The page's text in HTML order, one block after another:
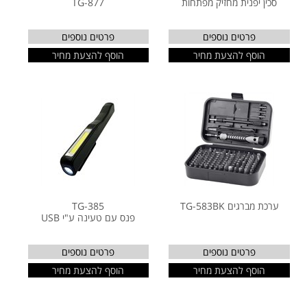
פרטים נוספים
הוסף להצעת מחיר
פרטים נוספים
הוסף להצעת מחיר
ערכת מברגים TG-583BK
פרטים נוספים
הוסף להצעת מחיר
TG-385
פנס עם טעינה ע"י USB
פרטים נוספים
הוסף להצעת מחיר